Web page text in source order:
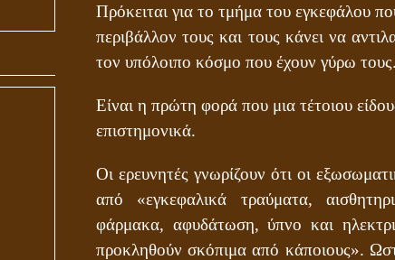
Πρόκειται για το τμήμα του εγκεφάλου
περιβάλλον τους και τους κάνει να
τον υπόλοιπο κόσμο που έχουν γύρω τους.
Είναι η πρώτη φορά που μια τέτοιου
επιστημονικά.
Οι ερευνητές γνωρίζουν ότι οι
από «εγκεφαλικά τραύματα,
φάρμακα, αφυδάτωση, ύπνο και
προκληθούν σκόπιμα από κάποιους».